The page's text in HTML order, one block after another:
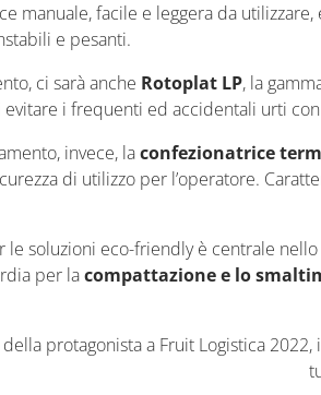
manuale, facile e leggera da utilizzare,
e pesanti.
ci sarà anche Rotoplat LP, la
evitare i frequenti ed accidentali urti
invece, laconfezionatrice
di utilizzo per l’operatore.
le soluzioni eco-friendly è centrale
per lacompattazione e lo
protagonista a Fruit Logistica